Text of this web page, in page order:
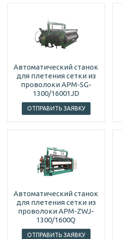
Автоматический станок
для плетения сетки из
проволоки APM-SG-
1300/16001JD
ОТПРАВИТЬ ЗАЯВКУ
Автоматический станок
для плетения сетки из
проволоки APM-ZWJ-
1300/1600Q
ОТПРАВИТЬ ЗАЯВКУ